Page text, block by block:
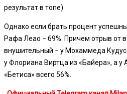
результат в топе).
Однако если брать процент
Рафа Леао − 69%. Причем отрыв от
внушительный − у Мохаммеда
у Флориана Виртца из «Байера», а у
«Бетиса» всего 56%.